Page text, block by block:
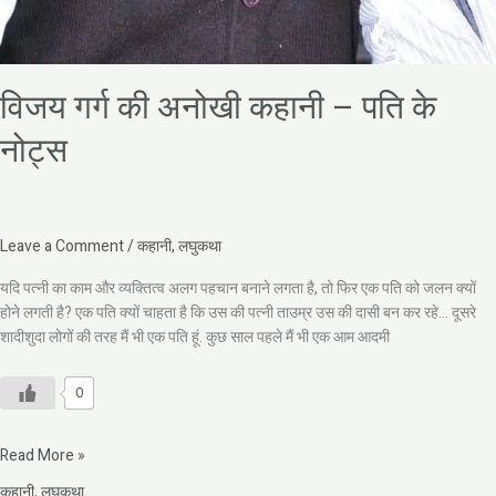
विजय गर्ग की अनोखी कहानी – पति के
नोट्स
Leave a Comment/कहानी,लघुकथा
यदि पत्नी का काम और व्यक्तित्व अलग पहचान बनाने लगता है, तो फिर एक पति को जलन क्यों
होने लगती है? एक पति क्यों चाहता है कि उस की पत्नी ताउम्र उस की दासी बन कर रहे… दूसरे
शादीशुदा लोगों की तरह मैं भी एक पति हूं. कुछ साल पहले मैं भी एक आम आदमी
0
Read More »